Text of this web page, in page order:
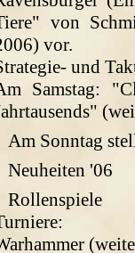
von
vor.
und
Samstag:
Am Sonntag
Neuheiten '06
Rollenspiele